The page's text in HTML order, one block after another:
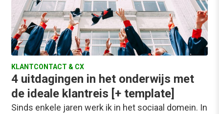
KLANTCONTACT & CX
4 uitdagingen in het onderwijs met
de ideale klantreis [+ template]
Sinds enkele jaren werk ik in het sociaal domein. In